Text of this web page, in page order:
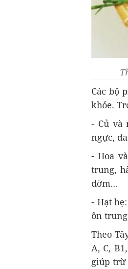
Các bộ
khỏe.
- Củ và
ngực,
- Hoa
trung,
đờm…
- Hạt
ôn
Theo
A, C,
giúp trừ